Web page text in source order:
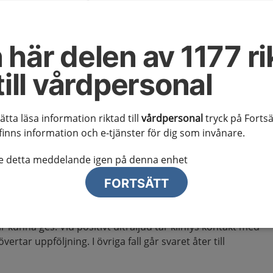
här delen av 1177
vårdpersonal
läsa information riktad till vårdpersonaltryck på
information och e-tjänster för dig som invånare.
detta meddelande igen på denna enhet
FORTSÄTT
och remissrutiner
telefonkontakt med reumatologkonsult i Linköping
9-13). Läkaren som träffar patienten skriver akutmärkt
eller Norrköping för kärlultraljud: ”Arteritdiagnostik”.
kunna ges. Vid positivt ultraljud tar klinfys kontakt med
uppföljning. I övriga fall går svaret åter till